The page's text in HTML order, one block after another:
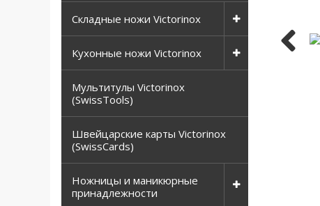
Складные ножи Victorinox
Кухонные ножи Victorinox
Мультитулы Victorinox
(SwissTools)
Швейцарские карты Victorinox
(SwissCards)
Ножницы и маникюрные
принадлежности